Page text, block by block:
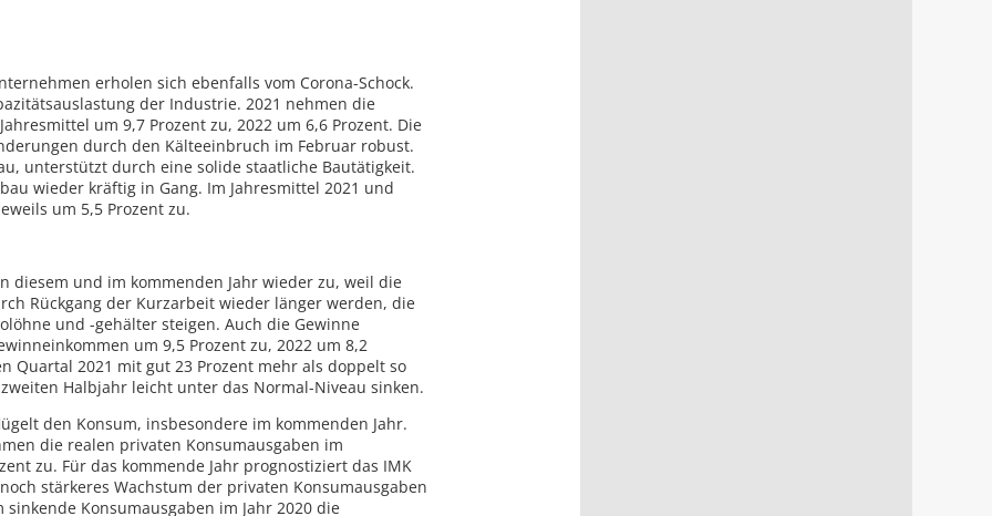
erholen sich ebenfalls vom Corona-Schock.
der Industrie. 2021 nehmen die
um 9,7 Prozent zu, 2022 um 6,6 Prozent. Die
durch den Kälteeinbruch im Februar robust.
unterstützt durch eine solide staatliche Bautätigkeit.
wieder kräftig in Gang. Im Jahresmittel 2021 und
um 5,5 Prozent zu.
diesem und im kommenden Jahr wieder zu, weil die
Rückgang der Kurzarbeit wieder länger werden, die
und -gehälter steigen. Auch die Gewinne
um 9,5 Prozent zu, 2022 um 8,2
Quartal 2021 mit gut 23 Prozent mehr als doppelt so
Halbjahr leicht unter das Normal-Niveau sinken.
den Konsum, insbesondere im kommenden Jahr.
die realen privaten Konsumausgaben im
zu. Für das kommende Jahr prognostiziert das IMK
stärkeres Wachstum der privaten Konsumausgaben
sinkende Konsumausgaben im Jahr 2020 die